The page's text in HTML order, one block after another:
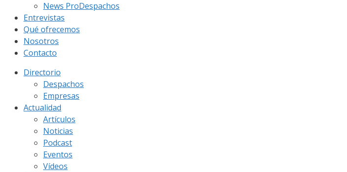
News ProDespachos
Entrevistas
Qué ofrecemos
Nosotros
Contacto
Directorio
Despachos
Empresas
Actualidad
Artículos
Noticias
Podcast
Eventos
Vídeos